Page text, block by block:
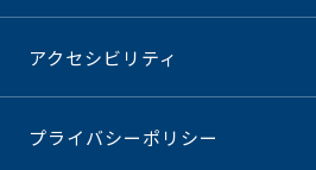
アクセシビリティ
プライバシーポリシー